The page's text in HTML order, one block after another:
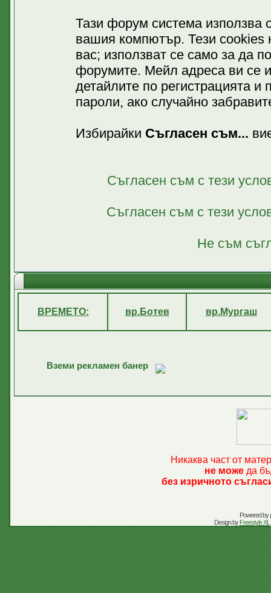
Тази форум система използва
вашия компютър. Тези cookies
вас; използват се само за да
форумите. Мейл адреса ви се
детайлите по регистрацията
пароли, ако случайно
Избирайки Съгласен съм...
Съгласен съм с тези
Съгласен съм с тези
Не съм
ВРЕМЕТО: вр.Ботев вр.Мургаш
Вземи рекламен банер
Никаква част от
не може да
без изричното
Powered by
Design byFreestyle XL